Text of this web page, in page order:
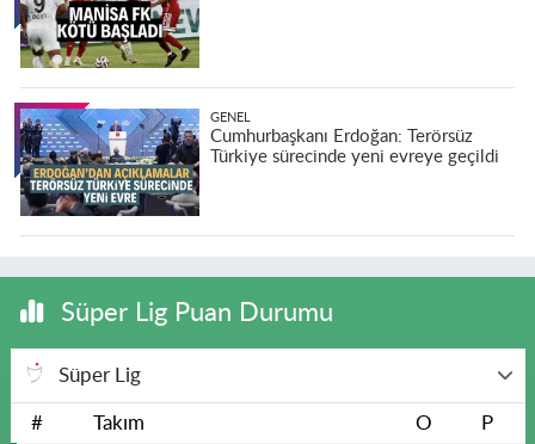
GENEL
Cumhurbaşkanı Erdoğan: Terörsüz
Türkiye sürecinde yeni evreye geçildi
Süper Lig Puan Durumu
Süper Lig
# Takım O P